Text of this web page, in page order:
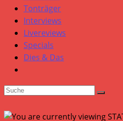
Tonträger
Interviews
Livereviews
Specials
Dies & Das